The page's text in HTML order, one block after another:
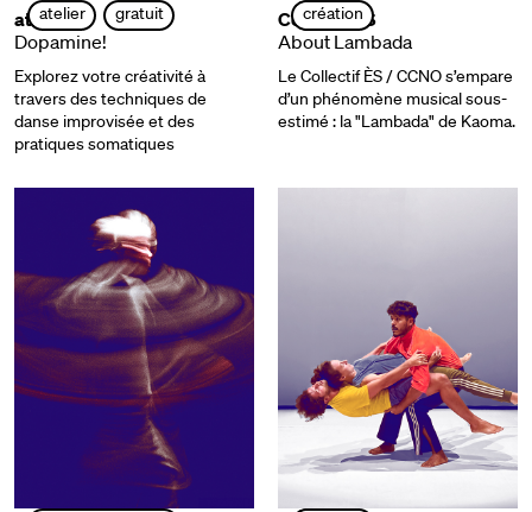
atelier gratuit
atelier
Dopamine!
Explorez votre créativité à
travers des techniques de
danse improvisée et des
pratiques somatiques
création
Collectif ÈS
About Lambada
Le Collectif ÈS / CCNO s’empare
d’un phénomène musical sous-
estimé : la "Lambada" de Kaoma.